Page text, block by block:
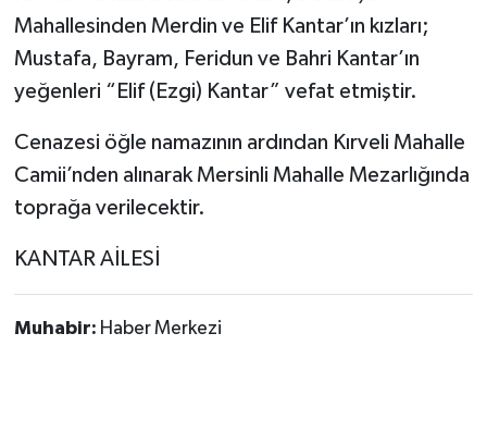
Mahallesinden Merdin ve Elif Kantar’ın kızları;
Mustafa, Bayram, Feridun ve Bahri Kantar’ın
yeğenleri “Elif (Ezgi) Kantar” vefat etmiştir.
Cenazesi öğle namazının ardından Kırveli Mahalle
Camii’nden alınarak Mersinli Mahalle Mezarlığında
toprağa verilecektir.
KANTAR AİLESİ
Muhabir: Haber Merkezi